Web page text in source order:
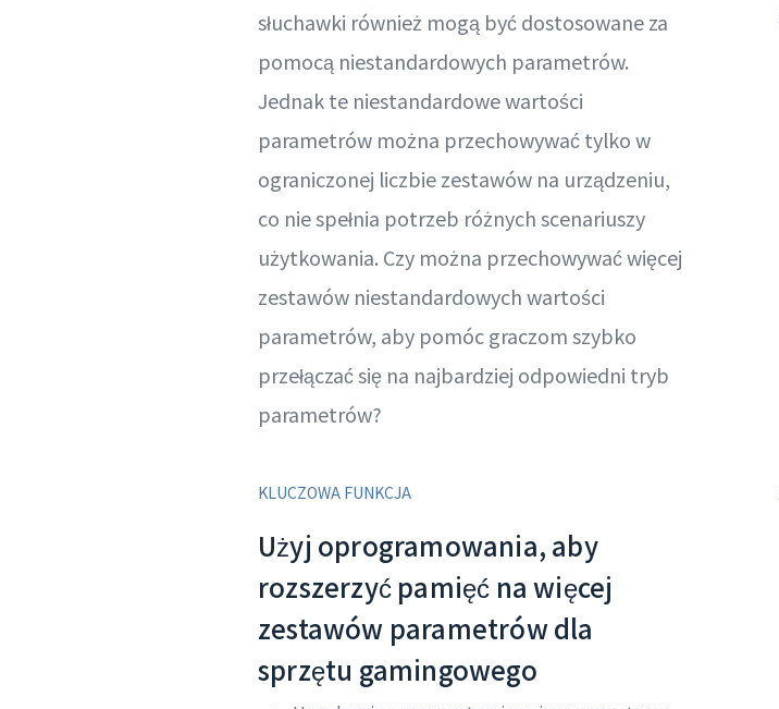
słuchawki również mogą być dostosowane za
pomocą niestandardowych parametrów.
Jednak te niestandardowe wartości
parametrów można przechowywać tylko w
ograniczonej liczbie zestawów na urządzeniu,
co nie spełnia potrzeb różnych scenariuszy
użytkowania. Czy można przechowywać więcej
zestawów niestandardowych wartości
parametrów, aby pomóc graczom szybko
przełączać się na najbardziej odpowiedni tryb
parametrów?
KLUCZOWA FUNKCJA
Użyj oprogramowania, aby
rozszerzyć pamięć na więcej
zestawów parametrów dla
sprzętu gamingowego